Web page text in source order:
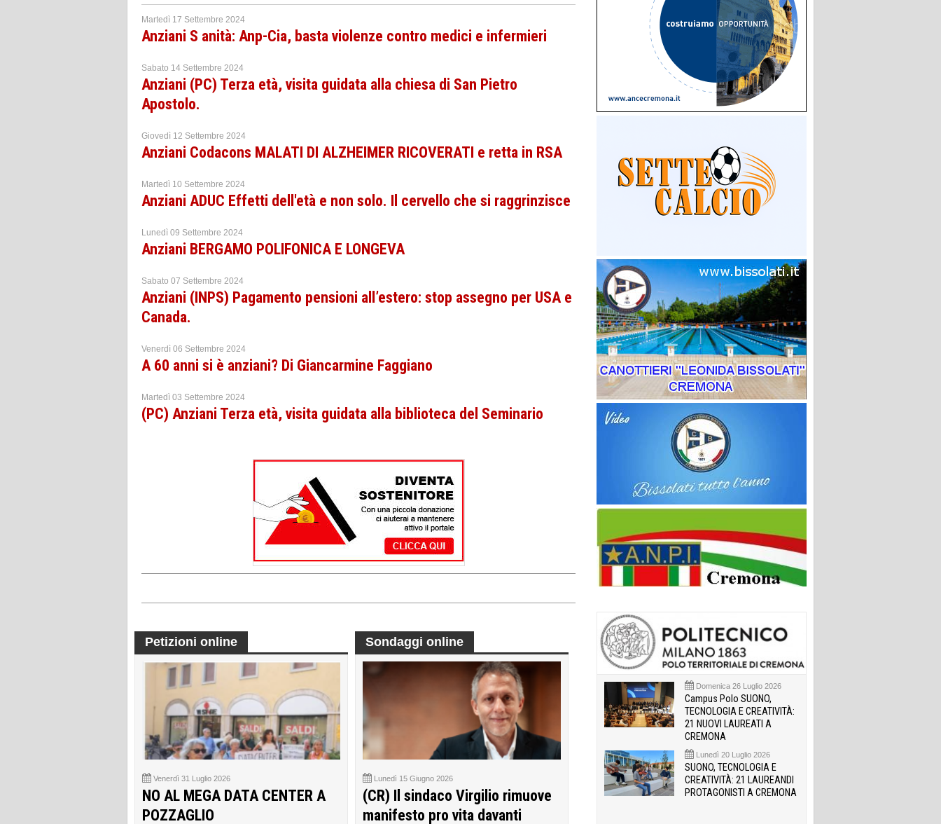
Martedì 17 Settembre 2024
Anziani S anità: Anp-Cia, basta violenze contro medici e infermieri
Sabato 14 Settembre 2024
Anziani (PC) Terza età, visita guidata alla chiesa di San Pietro
Apostolo.
Giovedì 12 Settembre 2024
Anziani Codacons MALATI DI ALZHEIMER RICOVERATI e retta in RSA
Martedì 10 Settembre 2024
Anziani ADUC Effetti dell'età e non solo. Il cervello che si raggrinzisce
Lunedì 09 Settembre 2024
Anziani BERGAMO POLIFONICA E LONGEVA
Sabato 07 Settembre 2024
Anziani (INPS) Pagamento pensioni all’estero: stop assegno per USA e
Canada.
Venerdì 06 Settembre 2024
A 60 anni si è anziani? Di Giancarmine Faggiano
Martedì 03 Settembre 2024
(PC) Anziani Terza età, visita guidata alla biblioteca del Seminario
Petizioni online
Venerdì 31 Luglio 2026
NO AL MEGA DATA CENTER A
POZZAGLIO
Sondaggi online
Lunedì 15 Giugno 2026
(CR) Il sindaco Virgilio rimuove
manifesto pro vita davanti
Domenica 26 Luglio 2026
Campus Polo SUONO,
TECNOLOGIA E CREATIVITÀ:
21 NUOVI LAUREATI A
CREMONA
Lunedì 20 Luglio 2026
SUONO, TECNOLOGIA E
CREATIVITÀ: 21 LAUREANDI
PROTAGONISTI A CREMONA